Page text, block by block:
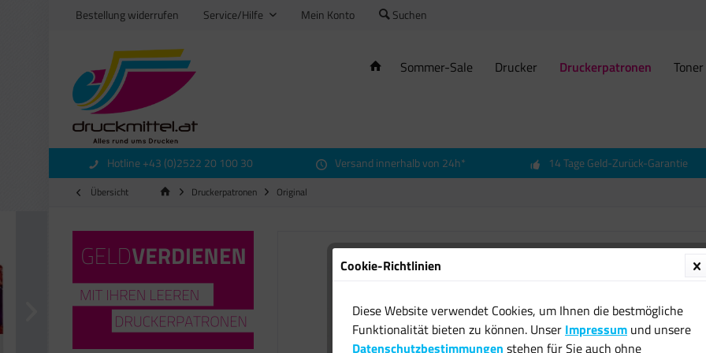
Bestellung widerrufen Service/Hilfe Mein Konto Suchen
Sommer-Sale Drucker Druckerpatronen Toner
Hotline +43 (0)2522 20 100 30 Versand innerhalb von 24h* 14 Tage Geld-Zurück-Garantie
Übersicht Druckerpatronen Original
5100
Cookie-Richtlinien
Diese Website verwendet Cookies, um Ihnen die bestmögliche
Funktionalität bieten zu können. Unser Impressum und unsere
Datenschutzbestimmungen stehen für Sie auch ohne